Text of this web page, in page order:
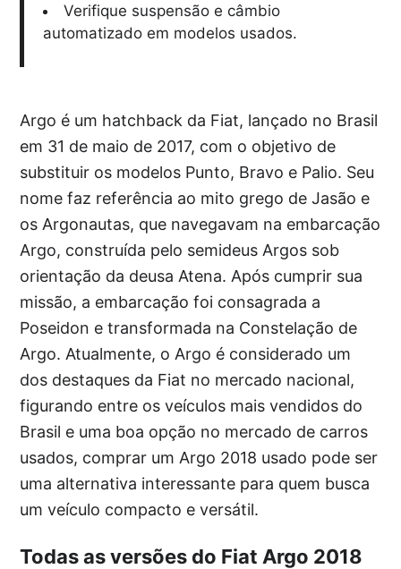
Verifique suspensão e câmbio
automatizado em modelos usados.
Argo é um hatchback da Fiat, lançado no Brasil
em 31 de maio de 2017, com o objetivo de
substituir os modelos Punto, Bravo e Palio. Seu
nome faz referência ao mito grego de Jasão e
os Argonautas, que navegavam na embarcação
Argo, construída pelo semideus Argos sob
orientação da deusa Atena. Após cumprir sua
missão, a embarcação foi consagrada a
Poseidon e transformada na Constelação de
Argo. Atualmente, o Argo é considerado um
dos destaques da Fiat no mercado nacional,
figurando entre os veículos mais vendidos do
Brasil e uma boa opção no mercado de carros
usados, comprar um Argo 2018 usado pode ser
uma alternativa interessante para quem busca
um veículo compacto e versátil.
Todas as versões do Fiat Argo 2018